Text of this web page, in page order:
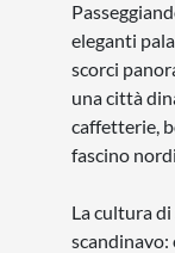
eleganti
scorci
una città
caffetterie,
fascino
La cultura
scandinavo: